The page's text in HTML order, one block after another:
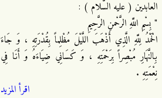
العابدين ( عليه السَّلام ) :
" بِسْمِ اللَّهِ الرَّحْمنِ الرَّحِيمِ
الْحَمْدُ لِلَّهِ الَّذِي أَذْهَبَ اللَّيْلَ مُظْلِماً بِقُدْرَتِهِ ، وَ جَاءَ
بِالنَّهَارِ مُبْصِراً بِرَحْمَتِهِ ، وَ كَسَانِي ضِيَاءَهُ وَ أَنَا فِي
نِعْمَتِهِ .
اقرأ المزيد